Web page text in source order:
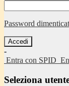
Password
-
Entra con SPID
Seleziona